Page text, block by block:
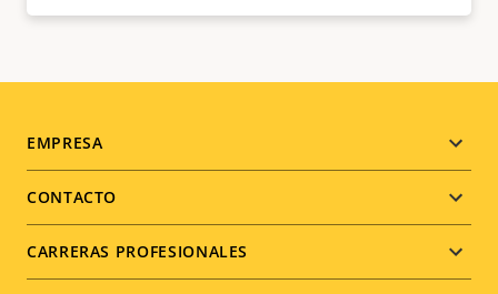
Footer
menu
EMPRESA
CONTACTO
CARRERAS PROFESIONALES